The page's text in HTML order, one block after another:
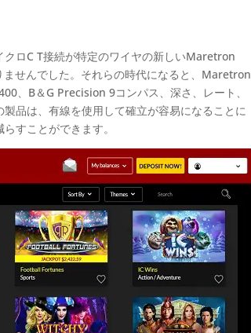
ロC T接続が特定のワイヤの新しいMaretron
せんでした。それらの時代になると、Maretron
、B＆G Precision 9コンパス、深さ、レート、
品は、有線を使用して確立が容易になることに
すことができます。